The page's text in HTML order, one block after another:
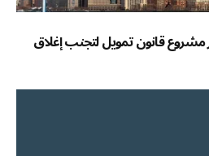
قانون تمويل لتجنب إغلاق